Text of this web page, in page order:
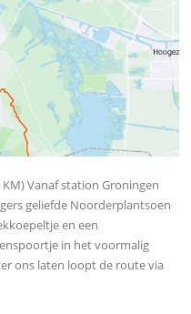
Vanaf station Groningen
geliefde Noorderplantsoen
en een
in het voormalig
ons laten loopt de route via